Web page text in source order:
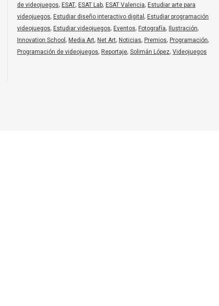
de videojuegos, ESAT, ESAT Lab, ESAT Valencia, Estudiar arte para
videojuegos, Estudiar diseño interactivo digital , Estudiar programación
videojuegos, Estudiar videojuegos, Eventos, Fotografía, Ilustración,
Innovation School , Media Art, Net Art, Noticias, Premios, Programación,
Programación de videojuegos, Reportaje, Solimán López, Videojuegos